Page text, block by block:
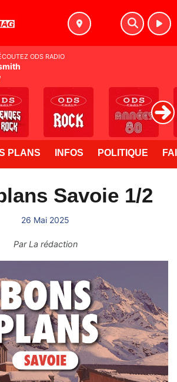
PLANS INFOS POLITIQUE
Savoie 1/2
26 Mai 2025
ParLa rédaction
ODS RADIO